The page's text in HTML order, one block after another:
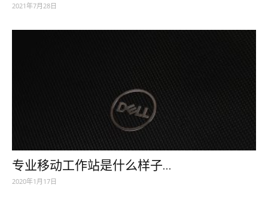
2021年7月28日
专业移动工作站是什么样子...
2020年1月17日